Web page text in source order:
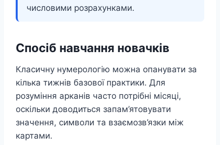
числовими розрахунками.
Спосіб навчання новачків
Класичну нумерологію можна опанувати за
кілька тижнів базової практики. Для
розуміння арканів часто потрібні місяці,
оскільки доводиться запам’ятовувати
значення, символи та взаємозв’язки між
картами.